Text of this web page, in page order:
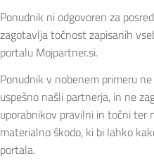
Ponudnik ni odgovoren za
zagotavlja točnost zapisanih
portalu Mojpartner.si.
Ponudnik v nobenem primeru
uspešno našli partnerja, in ne
uporabnikov pravilni in točni ter
materialno škodo, ki bi lahko
portala.